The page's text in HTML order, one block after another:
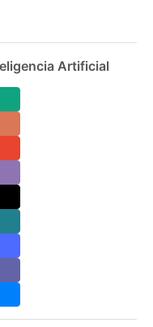
Artificial